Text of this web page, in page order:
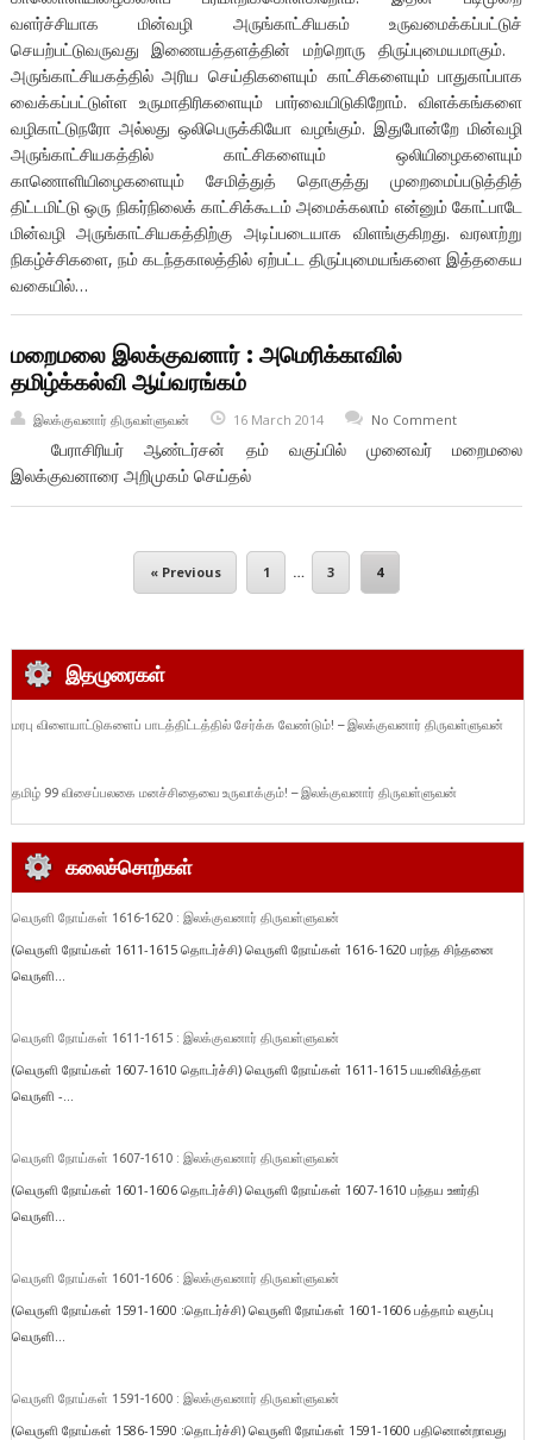
வளர்ச்சியாக மின்வழி அருங்காட்சியகம் உருவமைக்கப்பட்டுச்
செயற்பட்டுவருவது இணையத்தளத்தின் மற்றொரு திருப்புமையமாகும்.
அருங்காட்சியகத்தில் அரிய செய்திகளையும் காட்சிகளையும் பாதுகாப்பாக
வைக்கப்பட்டுள்ள உருமாதிரிகளையும் பார்வையிடுகிறோம். விளக்கங்களை
வழிகாட்டுநரோ அல்லது ஒலிபெருக்கியோ வழங்கும். இதுபோன்றே மின்வழி
அருங்காட்சியகத்தில் காட்சிகளையும் ஒலியிழைகளையும்
காணொளியிழைகளையும் சேமித்துத் தொகுத்து முறைமைப்படுத்தித்
திட்டமிட்டு ஒரு நிகர்நிலைக் காட்சிக்கூடம் அமைக்கலாம் என்னும் கோட்பாடே
மின்வழி அருங்காட்சியகத்திற்கு அடிப்படையாக விளங்குகிறது. வரலாற்று
நிகழ்ச்சிகளை, நம் கடந்தகாலத்தில் ஏற்பட்ட திருப்புமையங்களை இத்தகைய
வகையில்…
மறைமலை இலக்குவனார் : அமெரிக்காவில்
தமிழ்க்கல்வி ஆய்வரங்கம்
இலக்குவனார் திருவள்ளுவன் 16 March 2014 No Comment
பேராசிரியர் ஆண்டர்சன் தம் வகுப்பில் முனைவர் மறைமலை
இலக்குவனாரை அறிமுகம் செய்தல்
« Previous 1 … 3 4
இதழுரைகள்
மரபு விளையாட்டுகளைப் பாடத்திட்டத்தில் சேர்க்க வேண்டும்! – இலக்குவனார் திருவள்ளுவன்
தமிழ் 99 விசைப்பலகை மனச்சிதைவை உருவாக்கும்! – இலக்குவனார் திருவள்ளுவன்
கலைச்சொற்கள்
வெருளி நோய்கள் 1616-1620 : இலக்குவனார் திருவள்ளுவன்
(வெருளி நோய்கள் 1611-1615 தொடர்ச்சி) வெருளி நோய்கள் 1616-1620 பரந்த சிந்தனை
வெருளி...
வெருளி நோய்கள் 1611-1615 : இலக்குவனார் திருவள்ளுவன்
(வெருளி நோய்கள் 1607-1610 தொடர்ச்சி) வெருளி நோய்கள் 1611-1615 பயனிலித்தள
வெருளி -...
வெருளி நோய்கள் 1607-1610 : இலக்குவனார் திருவள்ளுவன்
(வெருளி நோய்கள் 1601-1606 தொடர்ச்சி) வெருளி நோய்கள் 1607-1610 பந்தய ஊர்தி
வெருளி...
வெருளி நோய்கள் 1601-1606 : இலக்குவனார் திருவள்ளுவன்
(வெருளி நோய்கள் 1591-1600 :தொடர்ச்சி) வெருளி நோய்கள் 1601-1606 பத்தாம் வகுப்பு
வெருளி...
வெருளி நோய்கள் 1591-1600 : இலக்குவனார் திருவள்ளுவன்
(வெருளி நோய்கள் 1586-1590 :தொடர்ச்சி) வெருளி நோய்கள் 1591-1600 பதினொன்றாவது